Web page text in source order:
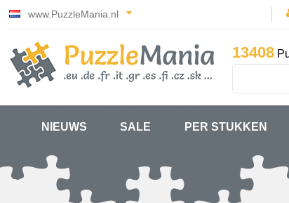
www.PuzzleMania.nl
13408
NIEUWS SALE PER STUKKEN